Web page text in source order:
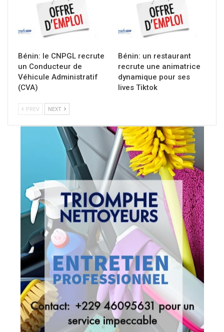
Bénin: le CNPGL recrute
un Conducteur de
Véhicule Administratif
(CVA)
Bénin: un restaurant
recrute une animatrice
dynamique pour ses
lives Tiktok
PREV NEXT